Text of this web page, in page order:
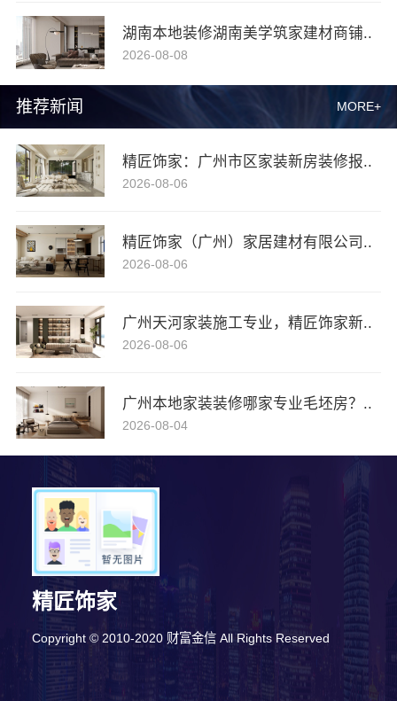
推荐新闻 MORE+
精匠饰家：广州市区家装新房装修报..
2026-08-06
精匠饰家（广州）家居建材有限公司..
2026-08-06
广州天河家装施工专业，精匠饰家新..
2026-08-06
广州本地家装装修哪家专业毛坯房？..
2026-08-04
湖南本地装修湖南美学筑家建材商铺..
2026-08-08
精匠饰家
Copyright © 2010-2020 财富金信 All Rights Reserved
9分钟前 刘先生 正在咨询